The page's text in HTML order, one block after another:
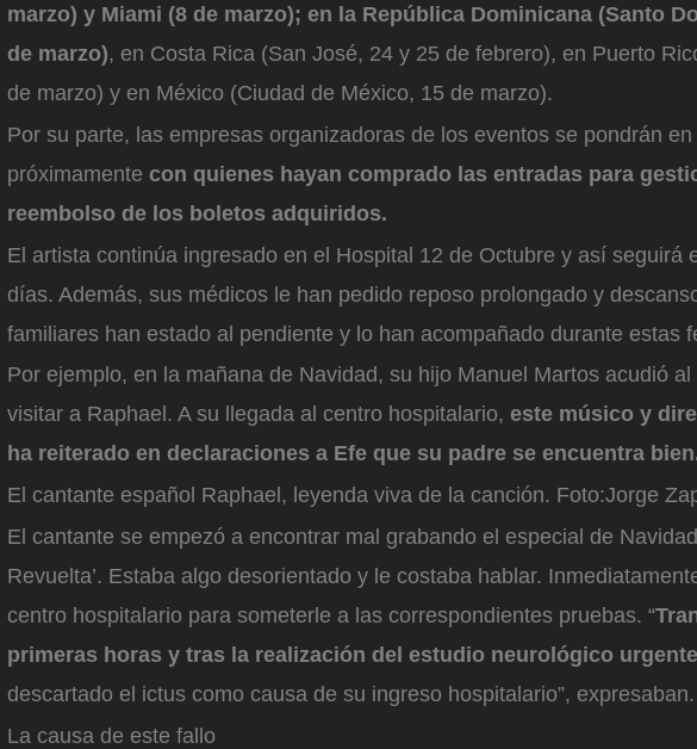
marzo) y Miami (8 de marzo); en la República Dominicana (Santo
de marzo), en Costa Rica (San José, 24 y 25 de febrero), en Puerto
de marzo) y en México (Ciudad de México, 15 de marzo).
Por su parte, las empresas organizadoras de los eventos se pondrán
próximamente con quienes hayan comprado las entradas para
reembolso de los boletos adquiridos.
El artista continúa ingresado en el Hospital 12 de Octubre y así seguirá
días. Además, sus médicos le han pedido reposo prolongado y
familiares han estado al pendiente y lo han acompañado durante estas
Por ejemplo, en la mañana de Navidad, su hijo Manuel Martos acudió
visitar a Raphael. A su llegada al centro hospitalario, este músico y
ha reiterado en declaraciones a Efe que su padre se encuentra
El cantante español Raphael, leyenda viva de la canción. Foto:Jorge
El cantante se empezó a encontrar mal grabando el especial de Navidad
Revuelta’. Estaba algo desorientado y le costaba hablar.
centro hospitalario para someterle a las correspondientes pruebas. “
primeras horas y tras la realización del estudio neurológico urgente
descartado el ictus como causa de su ingreso hospitalario”, expresaban.
La causa de este fallo